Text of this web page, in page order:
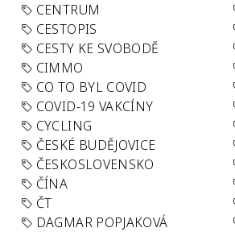
CENTRUM
CESTOPIS
CESTY KE SVOBODĚ
CIMMO
CO TO BYL COVID
COVID-19 VAKCÍNY
CYCLING
ČESKÉ BUDĚJOVICE
ČESKOSLOVENSKO
ČÍNA
ČT
DAGMAR POPJAKOVÁ